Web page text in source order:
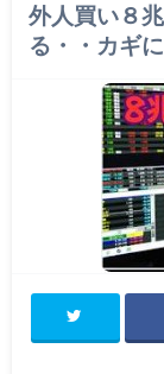
外人買い８
る・・カギ